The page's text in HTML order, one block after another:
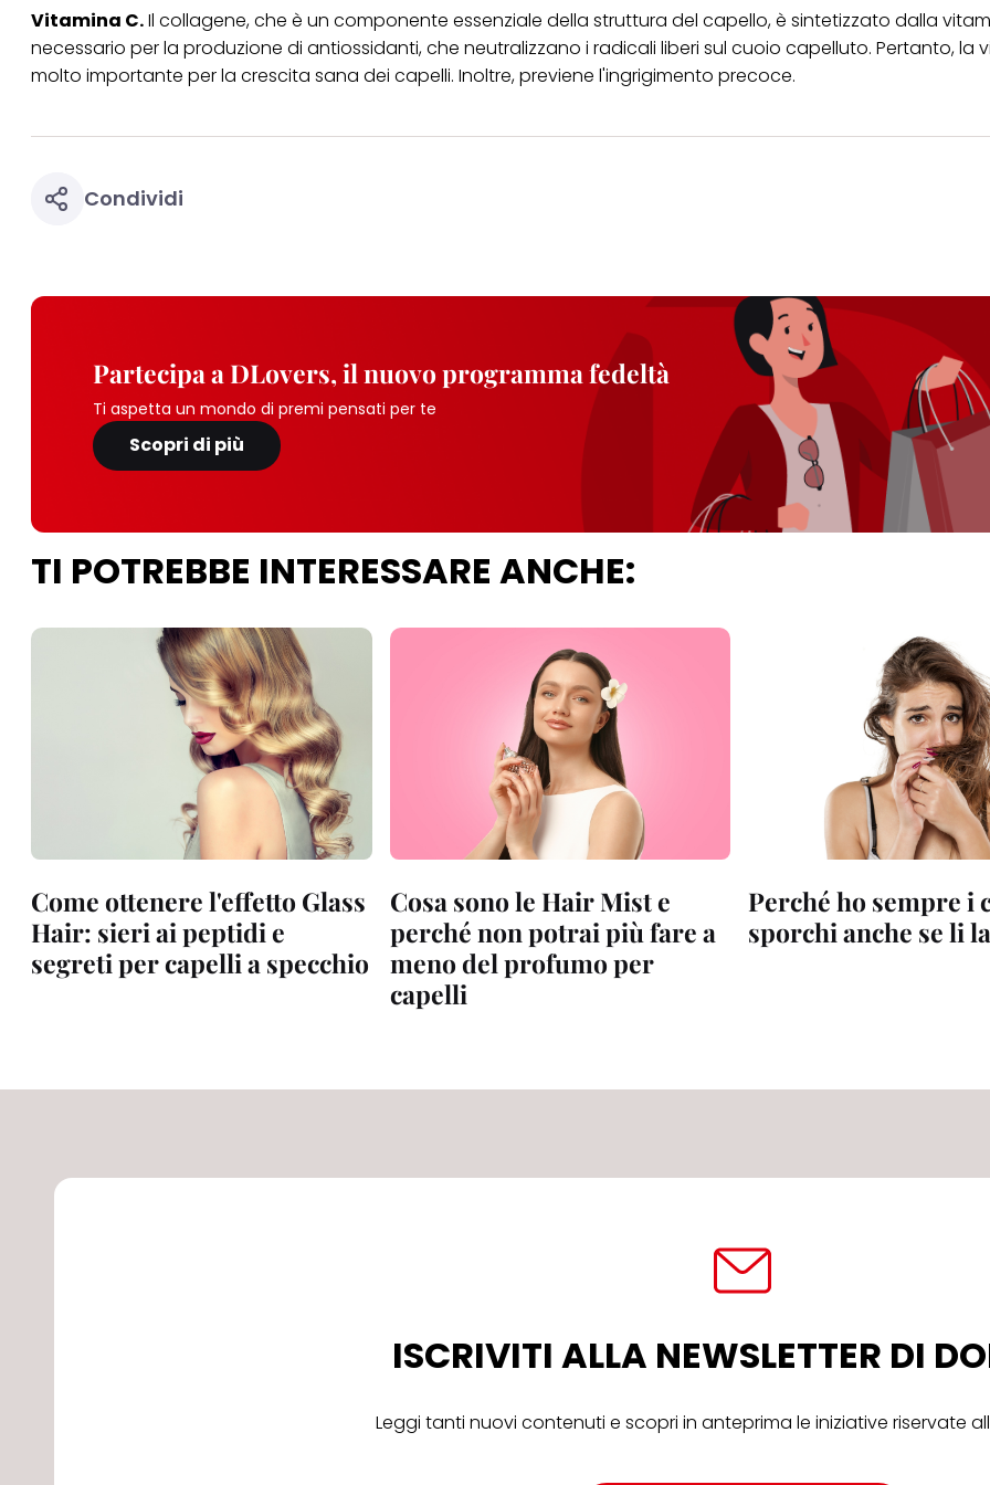
Vitamina C.Il collagene, che è un componente essenziale della struttura del capello, è sintetizzato dalla
necessario per la produzione di antiossidanti, che neutralizzano i radicali liberi sul cuoio capelluto. Pertanto, la
molto importante per la crescita sana dei capelli. Inoltre, previene l'ingrigimento precoce.
Condividi
Partecipa a DLovers, il nuovo programma fedeltà
Ti aspetta un mondo di premi pensati per te
Scopri di più
TI POTREBBE INTERESSARE ANCHE:
Come ottenere l'effetto Glass
Hair: sieri ai peptidi e
segreti per capelli a specchio
Cosa sono le Hair Mist e
perché non potrai più fare a
meno del profumo per
capelli
Perché ho sempre i
sporchi anche se li
ISCRIVITI ALLA NEWSLETTER DI
Leggi tanti nuovi contenuti e scopri in anteprima le iniziative riservate